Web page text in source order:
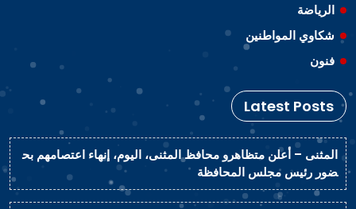
الرياضة
شكاوي المواطنين
فنون
Latest Posts
المثنى – أعلن متظاهرو محافظ المثنى، اليوم، إنهاء اعتصامهم بح
ضور رئيس مجلس المحافظة